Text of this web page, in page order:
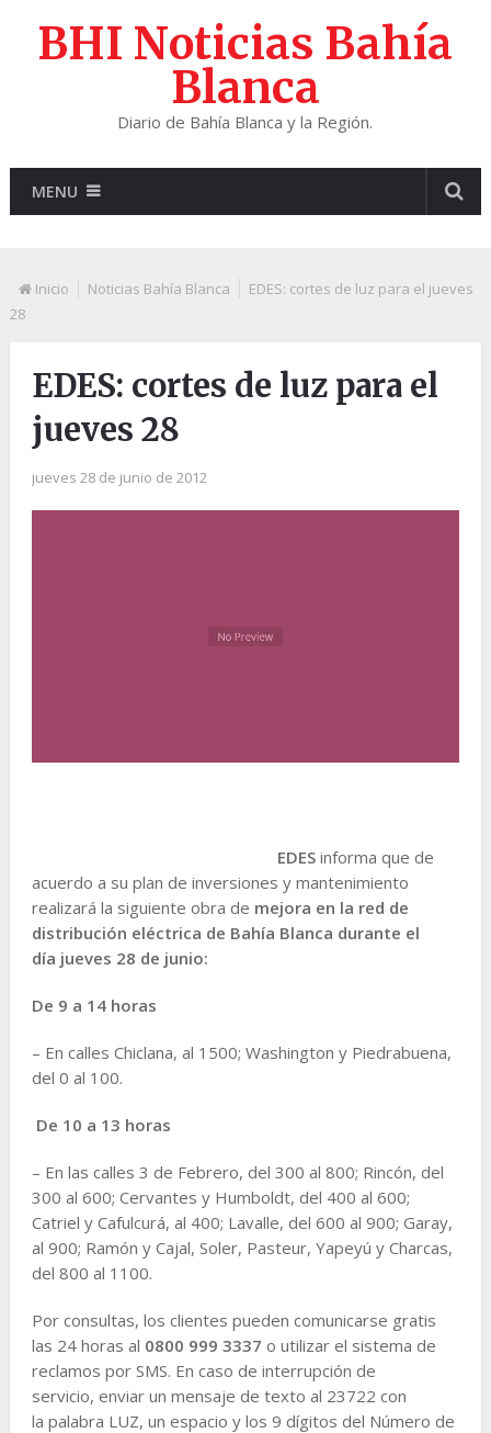
BHI Noticias Bahía
Blanca
Diario de Bahía Blanca y la Región.
MENU
Inicio Noticias Bahía Blanca
EDES: cortes de luz para el jueves
28
EDES: cortes de luz para el
jueves 28
jueves 28 de junio de 2012
EDESinforma que de
acuerdo a su plan de inversiones y mantenimiento
realizará la siguiente obra de mejora en la red de
distribución eléctrica de Bahía Blanca durante el
día jueves 28 de junio:
De 9 a 14 horas
– En calles Chiclana, al 1500; Washington y Piedrabuena,
del 0 al 100.
De 10 a 13 horas
– En las calles 3 de Febrero, del 300 al 800; Rincón, del
300 al 600; Cervantes y Humboldt, del 400 al 600;
Catriel y Cafulcurá, al 400; Lavalle, del 600 al 900; Garay,
al 900; Ramón y Cajal, Soler, Pasteur, Yapeyú y Charcas,
del 800 al 1100.
Por consultas, los clientes pueden comunicarse gratis
las 24 horas al 0800 999 3337 o utilizar el sistema de
reclamos por SMS. En caso de interrupción de
servicio, enviar un mensaje de texto al 23722 con
la palabra LUZ, un espacio y los 9 dígitos del Número de